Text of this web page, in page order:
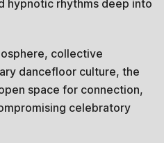
hypnotic rhythms deep into
collective
dancefloor culture, the
space for connection,
celebratory